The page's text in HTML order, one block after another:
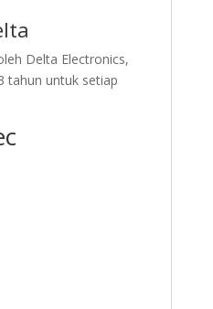
Delta Electronics,
tahun untuk setiap